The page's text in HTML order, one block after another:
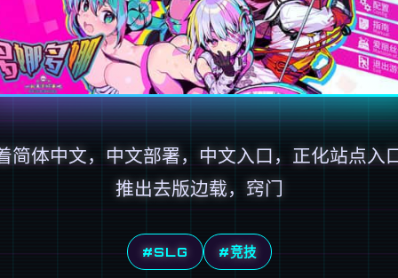
简体中文，中文部署，中文入口，正化站点入
推出去版边载，窍门
#SLG #竞技